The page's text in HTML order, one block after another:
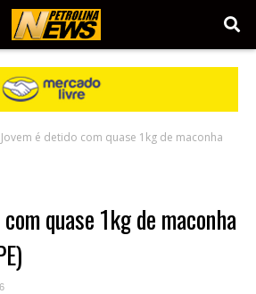
Jovem é detido com quase 1kg de maconha
quase 1kg de maconha